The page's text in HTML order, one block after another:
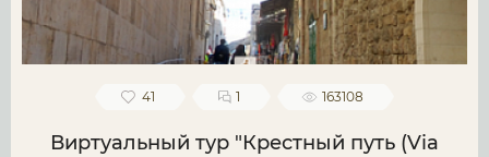
41 1 163108
Виртуальный тур "Крестный путь (Via